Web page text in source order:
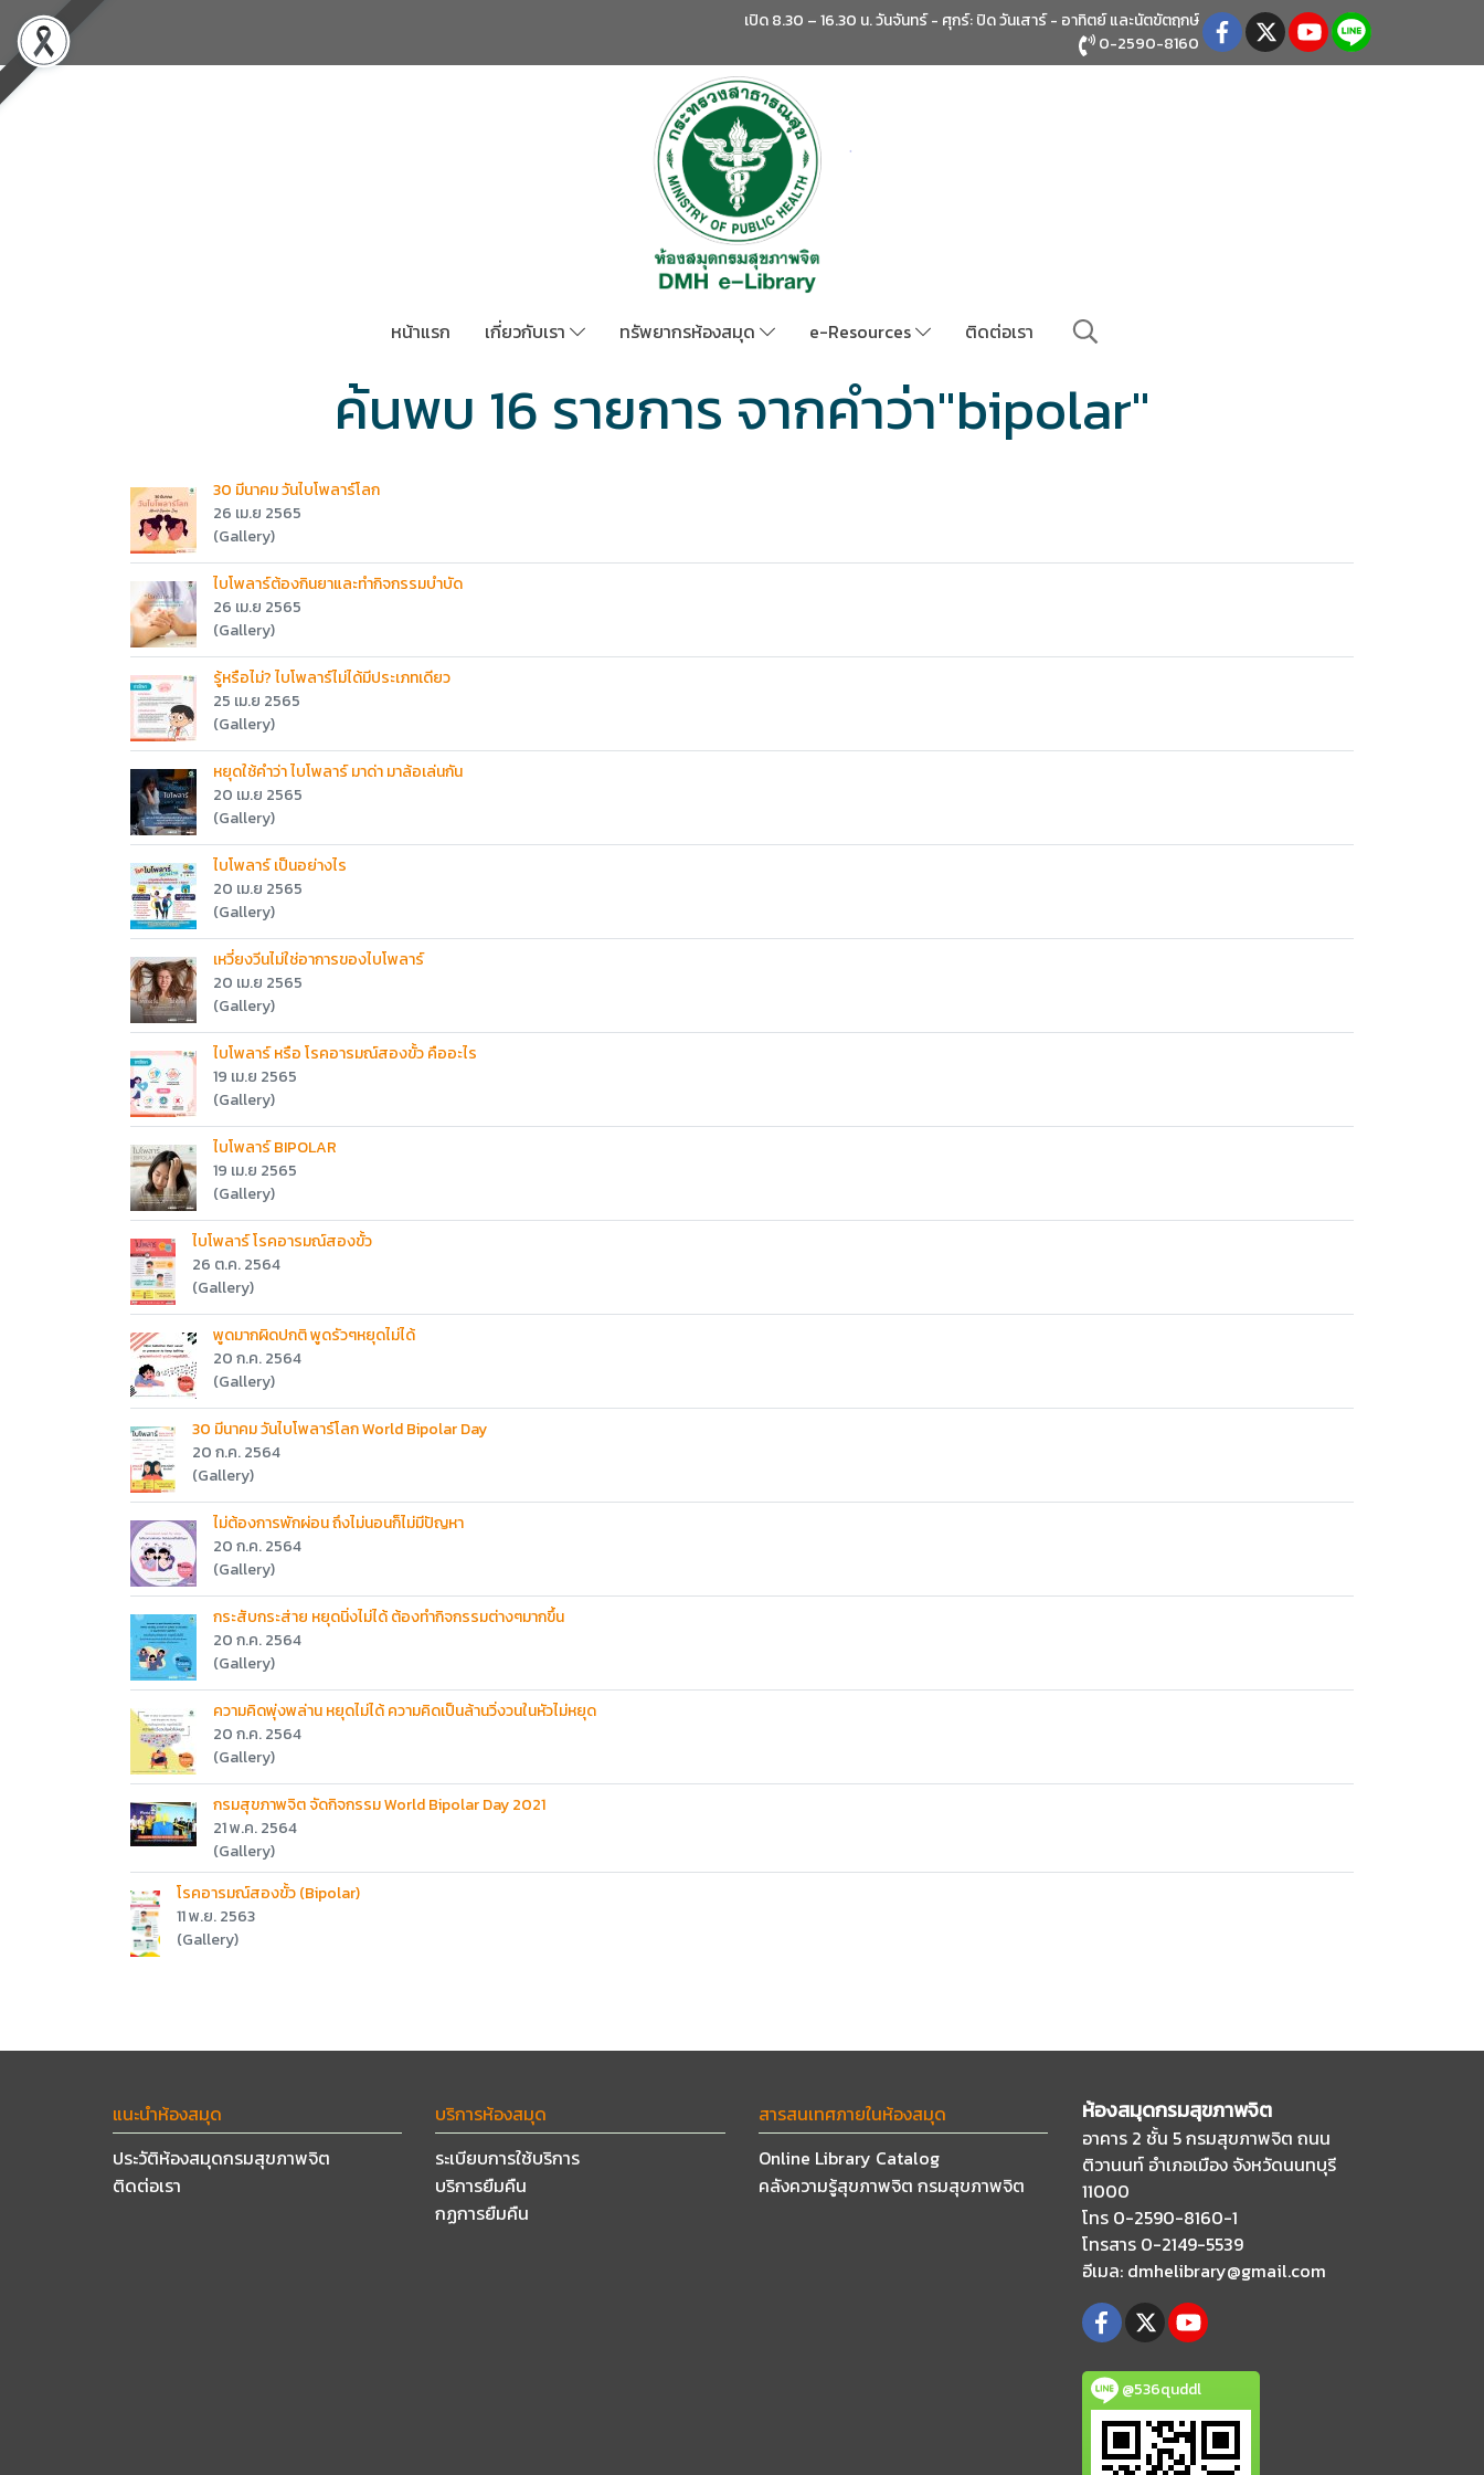
เปิด 8.30 – 16.30 น. วันจันทร์ - ศุกร์: ปิด วันเสาร์ - อาทิตย์และนัตขัตฤกษ์
0-2590-8160
หน้าแรก เกี่ยวกับเรา ทรัพยากรห้องสมุด e-Resources ติดต่อเรา
ค้นพบ 16 รายการ จากคำว่า"bipolar"
30 มีนาคม วันไบโพลาร์โลก
26 เม.ย 2565
(Gallery)
ไบโพลาร์ต้องกินยาและทำกิจกรรมบำบัด
26 เม.ย 2565
(Gallery)
รู้หรือไม่? ไบโพลาร์ไม่ได้มีประเภทเดียว
25 เม.ย 2565
(Gallery)
หยุดใช้คำว่า ไบโพลาร์ มาด่า มาล้อเล่นกัน
20 เม.ย 2565
(Gallery)
ไบโพลาร์ เป็นอย่างไร
20 เม.ย 2565
(Gallery)
เหวี่ยงวีนไม่ใช่อาการของไบโพลาร์
20 เม.ย 2565
(Gallery)
ไบโพลาร์ หรือ โรคอารมณ์สองขั้ว คืออะไร
19 เม.ย 2565
(Gallery)
ไบโพลาร์ BIPOLAR
19 เม.ย 2565
(Gallery)
ไบโพลาร์ โรคอารมณ์สองขั้ว
26 ต.ค. 2564
(Gallery)
พูดมากผิดปกติ พูดรัวๆหยุดไม่ได้
20 ก.ค. 2564
(Gallery)
30 มีนาคม วันไบโพลาร์โลก World Bipolar Day
20 ก.ค. 2564
(Gallery)
ไม่ต้องการพักผ่อน ถึงไม่นอนก็ไม่มีปัญหา
20 ก.ค. 2564
(Gallery)
กระสับกระส่าย หยุดนิ่งไม่ได้ ต้องทำกิจกรรมต่างๆมากขึ้น
20 ก.ค. 2564
(Gallery)
ความคิดพุ่งพล่าน หยุดไม่ได้ ความคิดเป็นล้านวิ่งวนในหัวไม่หยุด
20 ก.ค. 2564
(Gallery)
กรมสุขภาพจิต จัดกิจกรรม World Bipolar Day 2021
21 พ.ค. 2564
(Gallery)
โรคอารมณ์สองขั้ว (Bipolar)
11 พ.ย. 2563
(Gallery)
แนะนำห้องสมุด
ประวัติห้องสมุดกรมสุขภาพจิต
ติดต่อเรา
บริการห้องสมุด
ระเบียบการใช้บริการ
บริการยืมคืน
กฏการยืมคืน
สารสนเทศภายในห้องสมุด
Online Library Catalog
คลังความรู้สุขภาพจิต กรมสุขภาพจิต
ห้องสมุดกรมสุขภาพจิต
อาคาร 2 ชั้น 5 กรมสุขภาพจิต ถนน
ติวานนท์ อำเภอเมือง จังหวัดนนทบุรี
11000
โทร 0-2590-8160-1
โทรสาร 0-2149-5539
อีเมล: dmhelibrary@gmail.com
@536quddl